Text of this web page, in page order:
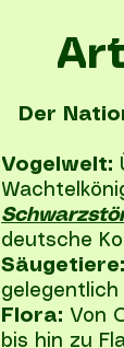
Der
Vogelwelt:
deutsche
Säugetiere:
gelegentlich
Flora: Von
bis hin zu